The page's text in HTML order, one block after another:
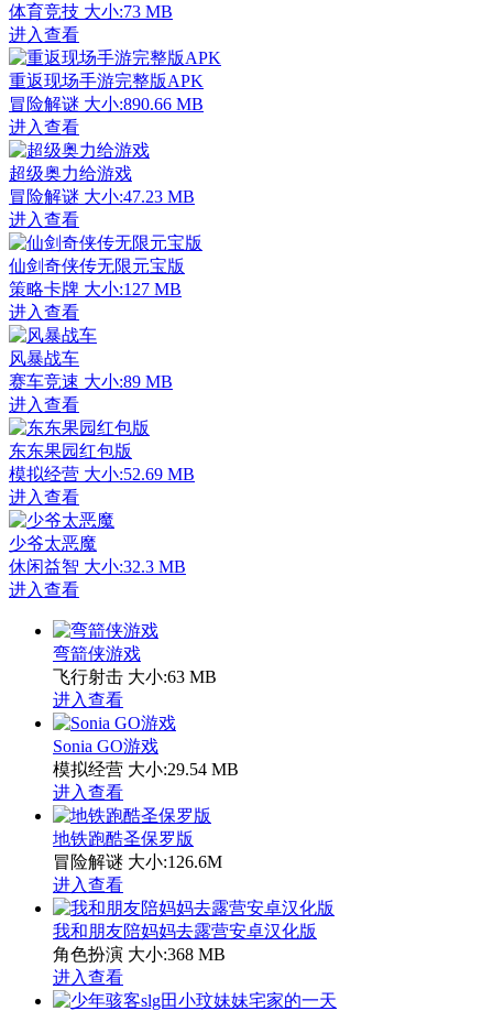
体育竞技 大小:73 MB
进入查看
重返现场手游完整版APK
冒险解谜 大小:890.66 MB
进入查看
超级奥力给游戏
冒险解谜 大小:47.23 MB
进入查看
仙剑奇侠传无限元宝版
策略卡牌 大小:127 MB
进入查看
风暴战车
赛车竞速 大小:89 MB
进入查看
东东果园红包版
模拟经营 大小:52.69 MB
进入查看
少爷太恶魔
休闲益智 大小:32.3 MB
进入查看
弯箭侠游戏
飞行射击 大小:63 MB
进入查看
Sonia GO游戏
模拟经营 大小:29.54 MB
进入查看
地铁跑酷圣保罗版
冒险解谜 大小:126.6M
进入查看
我和朋友陪妈妈去露营安卓汉化版
角色扮演 大小:368 MB
进入查看